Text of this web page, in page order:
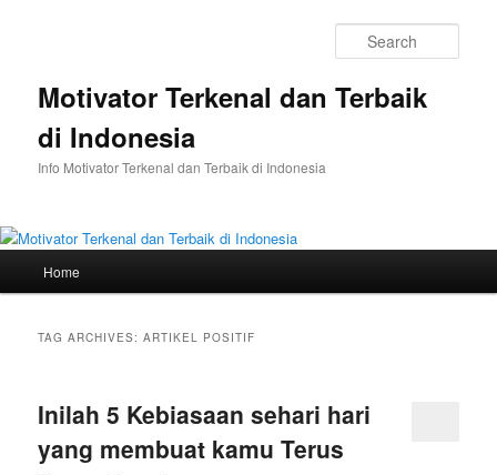
Motivator Terkenal dan Terbaik
di Indonesia
Info Motivator Terkenal dan Terbaik di Indonesia
Home
TAG ARCHIVES:ARTIKEL POSITIF
Inilah 5 Kebiasaan sehari hari
yang membuat kamu Terus